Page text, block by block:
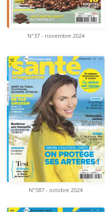
N°37 - novembre 2024
N°587 - octobre 2024